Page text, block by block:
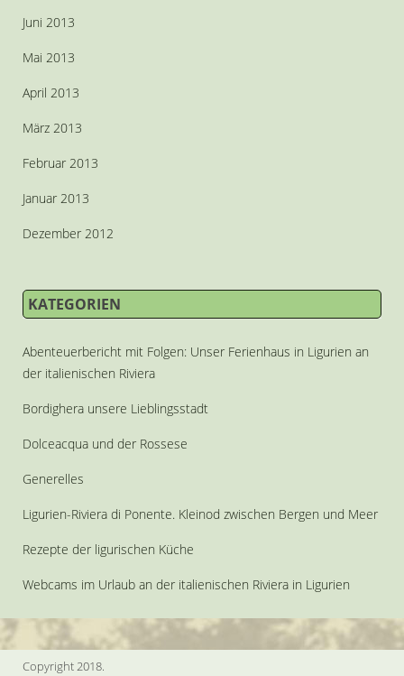
Juni 2013
Mai 2013
April 2013
März 2013
Februar 2013
Januar 2013
Dezember 2012
KATEGORIEN
Abenteuerbericht mit Folgen: Unser Ferienhaus in Ligurien an
der italienischen Riviera
Bordighera unsere Lieblingsstadt
Dolceacqua und der Rossese
Generelles
Ligurien-Riviera di Ponente. Kleinod zwischen Bergen und Meer
Rezepte der ligurischen Küche
Webcams im Urlaub an der italienischen Riviera in Ligurien
Copyright 2018.